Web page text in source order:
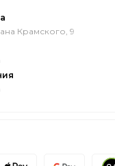
Крамского, 9